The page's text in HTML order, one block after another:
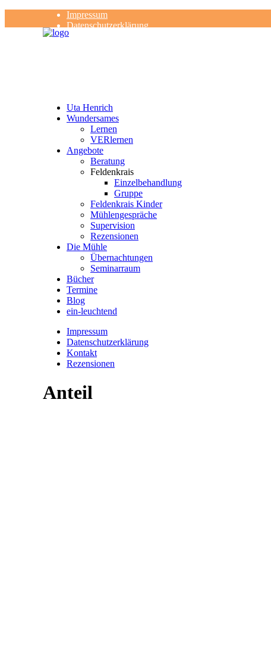
Impressum
Datenschutzerklärung
Kontakt
Uta Henrich
Wundersames
Lernen
VERlernen
Angebote
Beratung
Feldenkrais
Einzelbehandlung
Gruppe
Feldenkrais Kinder
Mühlengespräche
Supervision
Rezensionen
Die Mühle
Übernachtungen
Seminarraum
Bücher
Termine
Blog
ein-leuchtend
Impressum
Datenschutzerklärung
Kontakt
Rezensionen
Anteil